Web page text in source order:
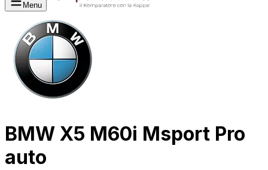
Menu
BMW X5 M60i Msport Pro
auto